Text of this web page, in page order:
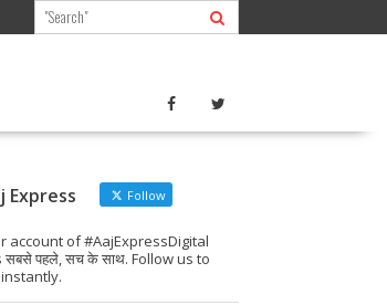
Express Follow
account of #AajExpressDigital
सबसे पहले, सच के साथ. Follow us to